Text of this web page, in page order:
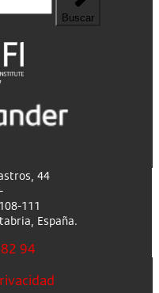
Buscar
44
111
España.
94